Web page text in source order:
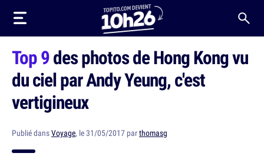
Top 9des photos de Hong Kong vu
du ciel par Andy Yeung, c'est
vertigineux
Publié dansVoyage, le 31/05/2017 parthomasg